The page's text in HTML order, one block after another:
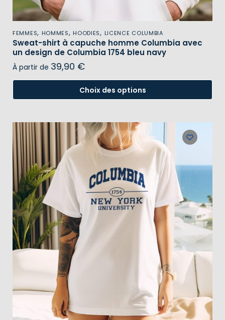
FEMMES, HOMMES, HOODIES, LICENCE COLUMBIA
Sweat-shirt à capuche homme Columbia avec
un design de Columbia 1754 bleu navy
À partir de 39,90 €
Choix des options